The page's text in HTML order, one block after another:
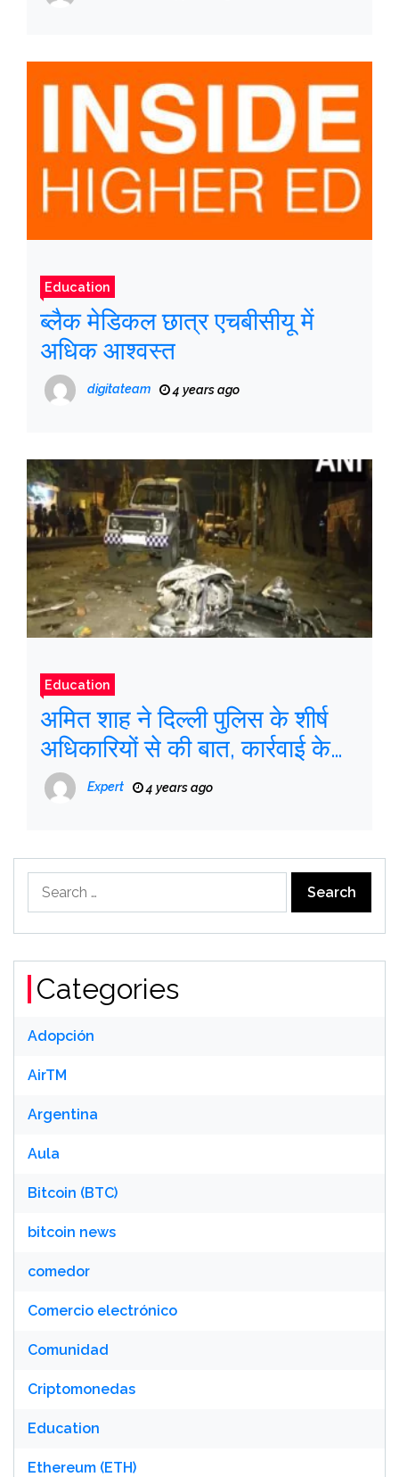
Education
ब्लैक मेडिकल छात्र एचबीसीयू में
अधिक आश्वस्त
digitateam 4 years ago
Education
अमित शाह ने दिल्ली पुलिस के शीर्ष
अधिकारियों से की बात, कार्रवाई के
निर्देश
Expert 4 years ago
for:
Categories
Adopción
AirTM
Argentina
Aula
Bitcoin (BTC)
bitcoin news
comedor
Comercio electrónico
Comunidad
Criptomonedas
Education
Ethereum (ETH)